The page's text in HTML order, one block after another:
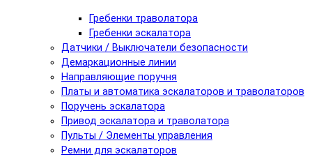
Гребенки траволатора
Гребенки эскалатора
Датчики / Выключатели безопасности
Демаркационные линии
Направляющие поручня
Платы и автоматика эскалаторов и траволаторов
Поручень эскалатора
Привод эскалатора и траволатора
Пульты / Элементы управления
Ремни для эскалаторов